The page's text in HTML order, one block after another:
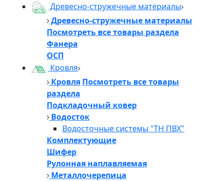
Древесно-стружечные материалы
Древесно-стружечные материалы
Посмотреть все товары раздела
Фанера
ОСП
Кровля
Кровля Посмотреть все товары
раздела
Подкладочный ковер
Водосток
Водосточные системы "ТН ПВХ"
Комплектующие
Шифер
Рулонная наплавляемая
Металлочерепица